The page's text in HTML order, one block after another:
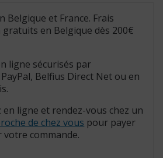
Belgique et France. Frais
en Belgique dès 200€
ligne sécurisés par
Belfius Direct Net ou en
en ligne et rendez-vous chez un
de chez vous pour payer
commande.